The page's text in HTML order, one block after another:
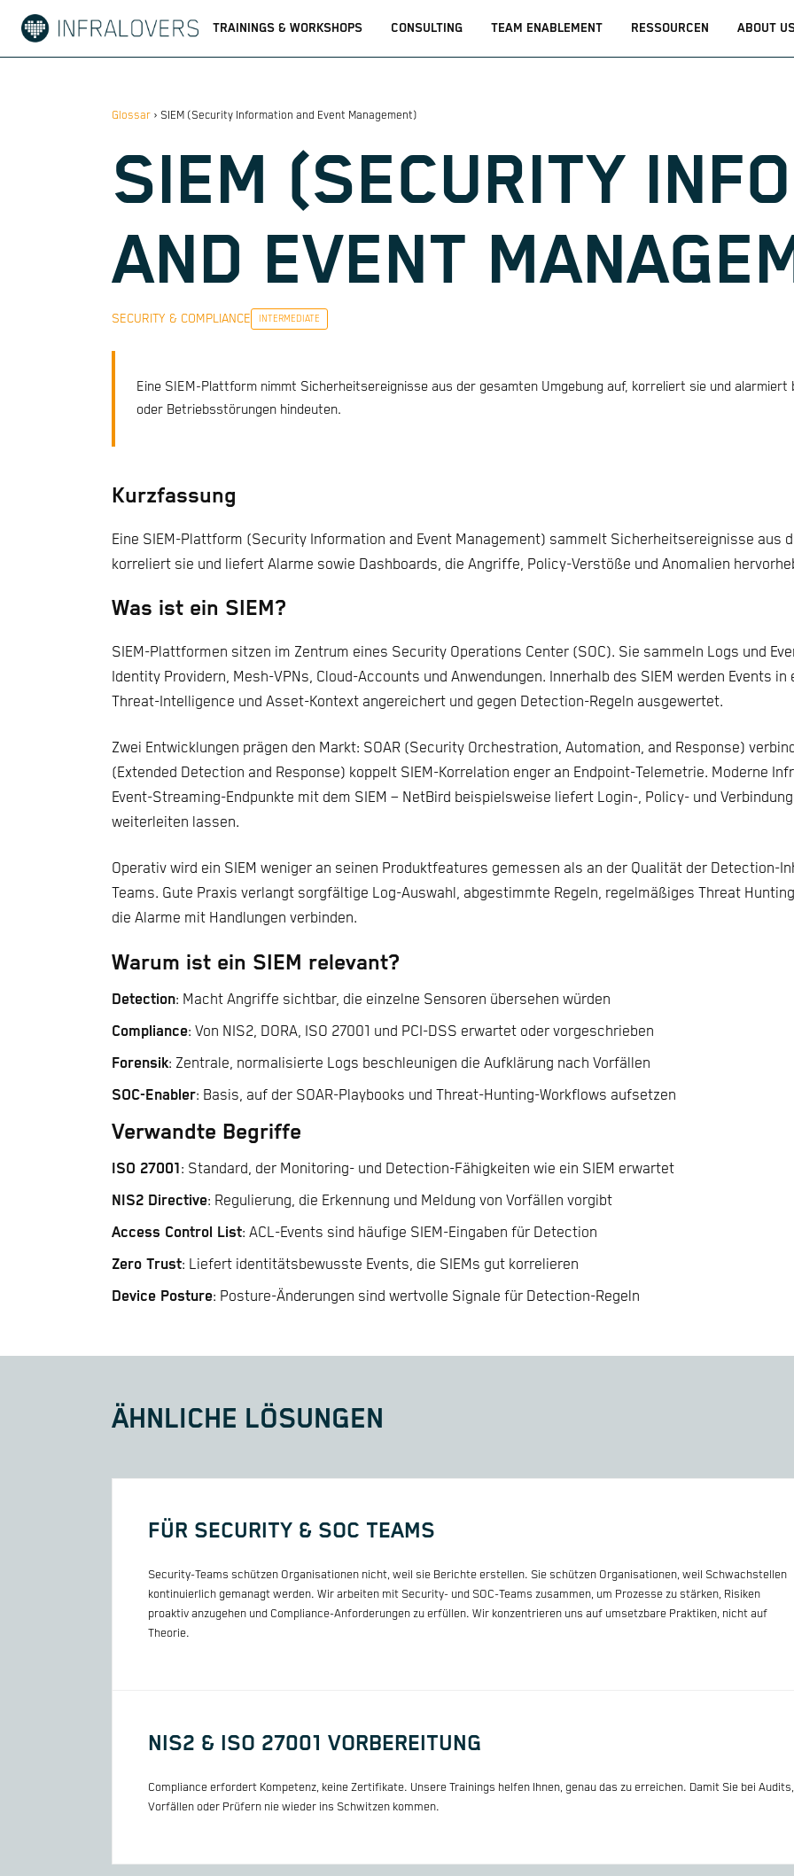
TRAININGS & WORKSHOPS CONSULTING TEAM ENABLEMENT RESSOURCEN ABOUT
Glossar › SIEM (Security Information and Event Management)
SIEM (SECURITY
AND EVENT
SECURITY & COMPLIANCE INTERMEDIATE
Eine SIEM-Plattform nimmt Sicherheitsereignisse aus der gesamten Umgebung auf, korreliert sie und
oder Betriebsstörungen hindeuten.
Kurzfassung
Eine SIEM-Plattform (Security Information and Event Management) sammelt Sicherheitsereignisse aus
korreliert sie und liefert Alarme sowie Dashboards, die Angriffe, Policy-Verstöße und Anomalien
Was ist ein SIEM?
SIEM-Plattformen sitzen im Zentrum eines Security Operations Center (SOC). Sie sammeln Logs und
Identity Providern, Mesh-VPNs, Cloud-Accounts und Anwendungen. Innerhalb des SIEM werden Events
Threat-Intelligence und Asset-Kontext angereichert und gegen Detection-Regeln ausgewertet.
Zwei Entwicklungen prägen den Markt: SOAR (Security Orchestration, Automation, and Response)
(Extended Detection and Response) koppelt SIEM-Korrelation enger an Endpoint-Telemetrie. Moderne
Event-Streaming-Endpunkte mit dem SIEM – NetBird beispielsweise liefert Login-, Policy- und
weiterleiten lassen.
Operativ wird ein SIEM weniger an seinen Produktfeatures gemessen als an der Qualität der Detection-
Teams. Gute Praxis verlangt sorgfältige Log-Auswahl, abgestimmte Regeln, regelmäßiges Threat
die Alarme mit Handlungen verbinden.
Warum ist ein SIEM relevant?
Detection: Macht Angriffe sichtbar, die einzelne Sensoren übersehen würden
Compliance: Von NIS2, DORA, ISO 27001 und PCI-DSS erwartet oder vorgeschrieben
Forensik: Zentrale, normalisierte Logs beschleunigen die Aufklärung nach Vorfällen
SOC-Enabler: Basis, auf der SOAR-Playbooks und Threat-Hunting-Workflows aufsetzen
Verwandte Begriffe
ISO 27001: Standard, der Monitoring- und Detection-Fähigkeiten wie ein SIEM erwartet
NIS2 Directive: Regulierung, die Erkennung und Meldung von Vorfällen vorgibt
Access Control List: ACL-Events sind häufige SIEM-Eingaben für Detection
Zero Trust: Liefert identitätsbewusste Events, die SIEMs gut korrelieren
Device Posture: Posture-Änderungen sind wertvolle Signale für Detection-Regeln
ÄHNLICHE LÖSUNGEN
FÜR SECURITY & SOC TEAMS
Security-Teams schützen Organisationen nicht, weil sie Berichte erstellen. Sie schützen Organisationen, weil Schwachstellen
kontinuierlich gemanagt werden. Wir arbeiten mit Security- und SOC-Teams zusammen, um Prozesse zu stärken, Risiken
proaktiv anzugehen und Compliance-Anforderungen zu erfüllen. Wir konzentrieren uns auf umsetzbare Praktiken, nicht auf
Theorie.
NIS2 & ISO 27001 VORBEREITUNG
Compliance erfordert Kompetenz, keine Zertifikate. Unsere Trainings helfen Ihnen, genau das zu erreichen. Damit Sie bei Audits,
Vorfällen oder Prüfern nie wieder ins Schwitzen kommen.